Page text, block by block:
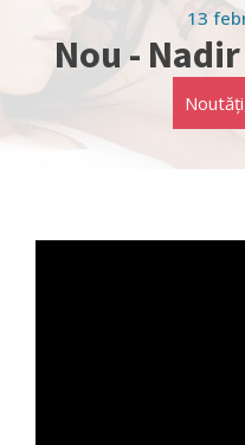
13
Nou -
Noutăți